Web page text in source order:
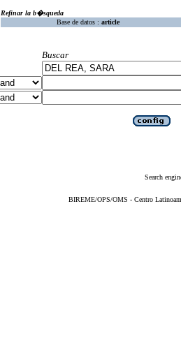
Refinar la b�squeda
Base de datos : article
Buscar
Search
BIREME/OPS/OMS - Centro